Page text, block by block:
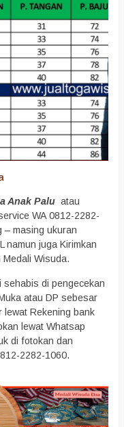
Anak Palu atau
WA 0812-2282-
– masing ukuran
namun juga Kirimkan
Wisuda.
sehabis di pengecekan
atau DP sebesar
Rekening bank
lewat Whatsap
di fotokan dan
2282-1060.